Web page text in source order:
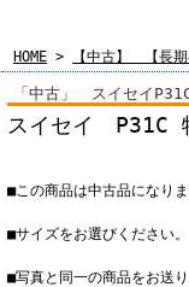
HOME > 【中古】 【長
「中古」 スイセイ
スイセイ P31C
■この商品は中古品になりま
■サイズをお選びください。
■写真と同一の商品をお送